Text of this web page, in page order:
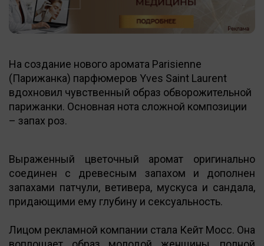
На создание нового аромата Parisienne
(Парижанка) парфюмеров Yves Saint Laurent
вдохновил чувственный образ обворожительной
парижанки. Основная нота сложной композиции
– запах роз.
Выраженный цветочный аромат оригинально
соединен с древесным запахом и дополнен
запахами патчули, ветивера, мускуса и сандала,
придающими ему глубину и сексуальность.
Лицом рекламной компании стала Кейт Мосс. Она